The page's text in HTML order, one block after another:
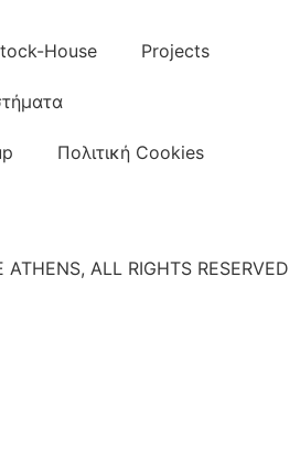
House Projects
Πολιτική Cookies
ALL RIGHTS RESERVED